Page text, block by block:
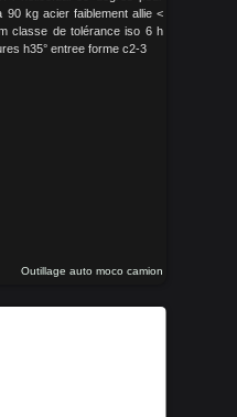
90 kg acier faiblement allie <
classe de tolérance iso 6 h
h35° entree forme c2-3
Outillage auto moco camion